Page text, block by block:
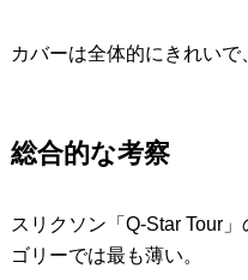
カバーは全体的にきれいで
総合的な考察
スリクソン「Q-Star Tour
ゴリーでは最も薄い。